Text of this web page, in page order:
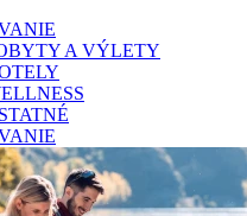
A VÝLETY